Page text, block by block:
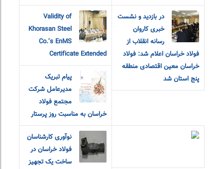
در بازدید و نشست
خبری کاروان
رسانه انقلاب از
فولاد خراسان اعلام شد: فولاد
خراسان معین اقتصادی منطقه
پنج استان شد
Validity of
Khorasan Steel
Co.’s EnMS
Certificate Extended
پیام تبریک
مدیرعامل شرکت
مجتمع فولاد
خراسان به مناسبت روز پرستار
نوآوری کارشناسان
فولاد خراسان در
ساخت یک تجهیز